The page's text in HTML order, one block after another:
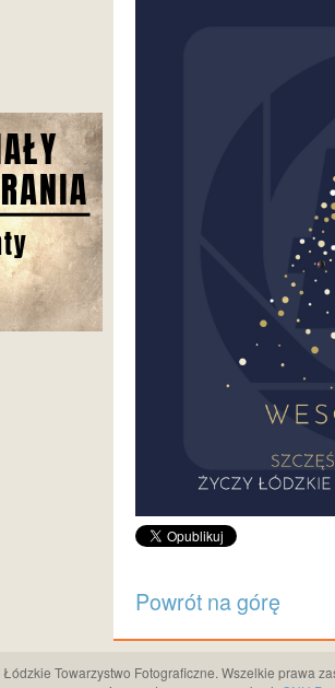
Powrót na górę
Towarzystwo Fotograficzne. Wszelkie prawa